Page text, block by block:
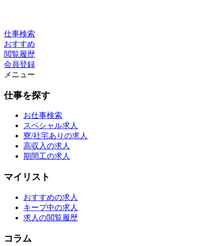
仕事検索
おすすめ
閲覧履歴
会員登録
メニュー
仕事を探す
お仕事検索
スペシャル求人
寮/社宅ありの求人
高収入の求人
期間工の求人
マイリスト
おすすめの求人
キープ中の求人
求人の閲覧履歴
コラム